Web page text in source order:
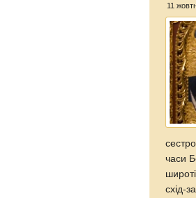
11
часи
схід-